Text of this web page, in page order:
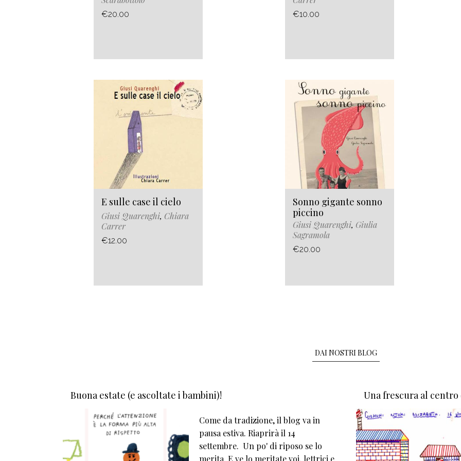
€20.00 €10.00
E sulle case il cielo
Giusi Quarenghi, Chiara
Carrer
€12.00
Sonno gigante sonno
piccino
Giusi Quarenghi, Giulia
Sagramola
€20.00
DAI NOSTRI BLOG
Buona estate (e ascoltate i bambini)!
Come da tradizione, il blog va in
pausa estiva. Riaprirà il 14
settembre. Un po' di riposo se lo
merita. E ve lo meritate voi, lettrici e
Una frescura al